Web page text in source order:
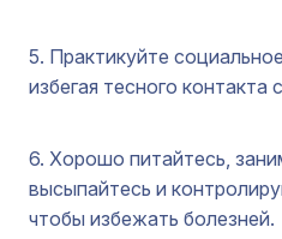
5. Практикуйте
избегая тесного
6. Хорошо питайтесь,
высыпайтесь и
чтобы избежать болезней.